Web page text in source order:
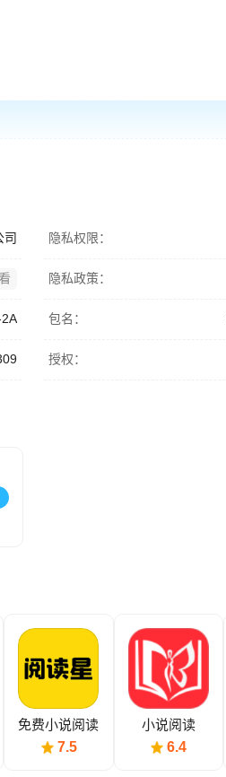
司 隐私权限：
隐私政策：
包名：
授权：
免费小说阅读
星7.5
小说阅读
6.4